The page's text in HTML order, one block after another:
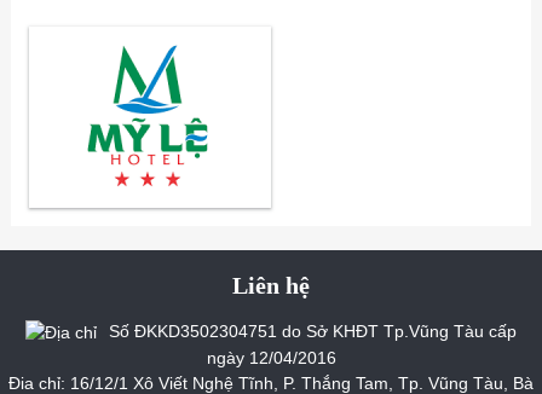
Liên hệ
Số ĐKKD3502304751 do Sở KHĐT Tp.Vũng Tàu cấp
ngày 12/04/2016
Đia chỉ: 16/12/1 Xô Viết Nghệ Tĩnh, P. Thắng Tam, Tp. Vũng Tàu, Bà